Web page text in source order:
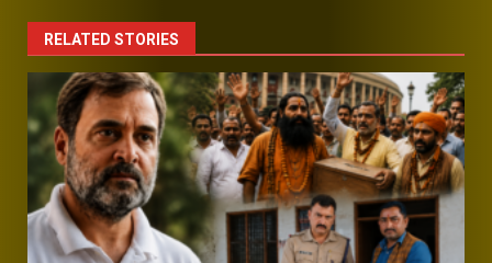
RELATED STORIES